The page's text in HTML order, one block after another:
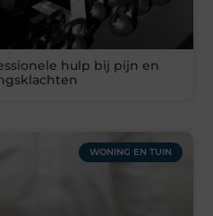
hulp bij pijn en
WONING EN TUIN